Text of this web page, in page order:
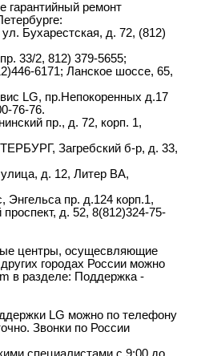
ремонт
Бухарестская, д. 72, (812)
33/2, 812) 379-5655;
6171; Ланское шоссе, 65,
LG, пр.Непокоренных д.17
76-76.
пр., д. 72, корп. 1,
Загребский б-р, д. 33,
д. 12, Литер ВА,
пр. д.124 корп.1,
д. 52, 8(812)324-75-
центры, осущесвляющие
городах России можно
в разделе: Поддержка -
LG можно по телефону
Звонки по России